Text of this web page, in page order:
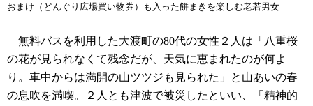
おまけ（どんぐり広場買い物券）も入った餅まきを楽しむ老若男女
無料バスを利用した大渡町の80代の女性２人は「八重桜
の花が見られなくて残念だが、天気に恵まれたのが何よ
り。車中からは満開の山ツツジも見られた」と山あいの春
の息吹を満喫。２人とも津波で被災したといい、「精神的